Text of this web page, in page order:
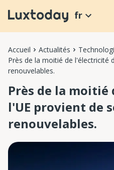
fr
Accueil Actualités
Près de la moitié de l'électricité
renouvelables.
Près de la
l'UE provient de
renouvelables.